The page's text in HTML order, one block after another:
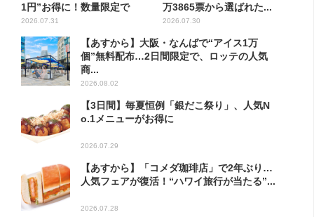
1円”お得に！数量限定で
2026.07.31
万3865票から選ばれた...
2026.07.30
【あすから】大阪・なんばで“アイス1万
個”無料配布…2日間限定で、ロッテの人気
商...
2026.08.02
【3日間】毎夏恒例「銀だこ祭り」、人気N
o.1メニューがお得に
2026.07.29
【あすから】「コメダ珈琲店」で2年ぶり…
人気フェアが復活！“ハワイ旅行が当たる”...
2026.07.28